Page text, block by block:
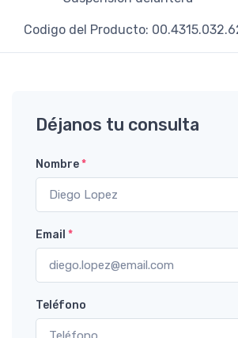
Codigo del Producto:
Déjanos tu consulta
Nombre*
Email *
Teléfono